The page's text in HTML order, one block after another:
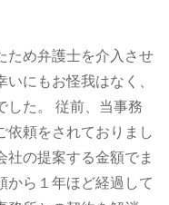
ため弁護士を介入させ
にもお怪我はなく、
た。
従前、当事務
依頼をされておりまし
社の提案する金額でま
から１年ほど経過して